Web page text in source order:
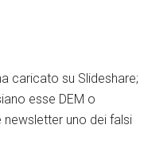
caricato su Slideshare;
esse DEM o
uno dei falsi